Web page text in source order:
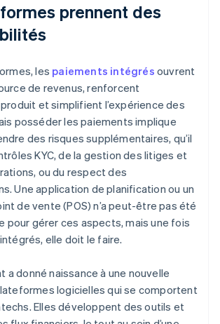
prennent des
les paiements intégrés ouvrent
de revenus, renforcent
produit et simplifient l’expérience des
posséder les paiements implique
des risques supplémentaires, qu’il
KYC, de la gestion des litiges et
ou du respect des
Une application de planification ou un
de vente (POS) n’a peut-être pas été
pour gérer ces aspects, mais une fois
elle doit le faire.
a donné naissance à une nouvelle
logicielles qui se comportent
Elles développent des outils et